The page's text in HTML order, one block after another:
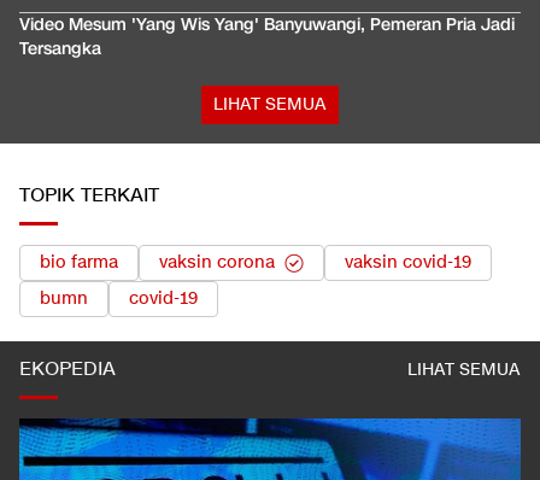
Video Mesum 'Yang Wis Yang' Banyuwangi, Pemeran Pria Jadi
Tersangka
LIHAT SEMUA
TOPIK TERKAIT
bio farma vaksin corona
vaksin covid-19
bumn
covid-19
EKOPEDIA LIHAT SEMUA